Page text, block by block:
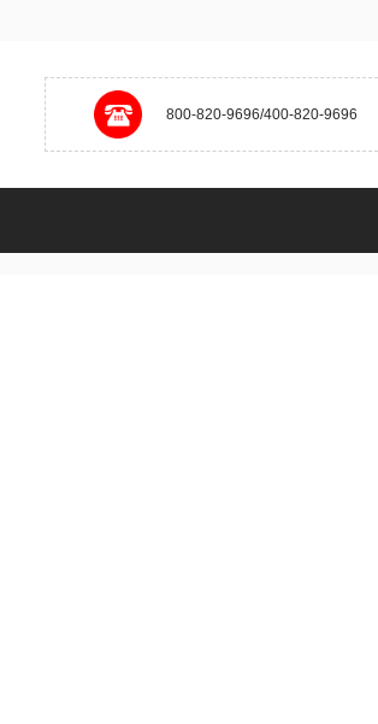
800-820-9696/400-820-9696